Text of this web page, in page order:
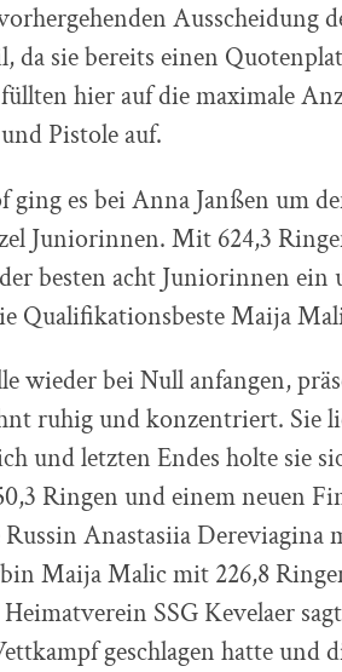
Ausscheidung
da sie bereits einen
hier auf die maximale
Pistole auf.
es bei Anna Janßen um
Juniorinnen. Mit 624,3
besten acht Juniorinnen ein
Qualifikationsbeste Maija
wieder bei Null anfangen,
ruhig und konzentriert. Sie
und letzten Endes holte sie
Ringen und einem neuen
Anastasiia Dereviagina
Maija Malic mit 226,8
SSG Kevelaer
geschlagen hatte und